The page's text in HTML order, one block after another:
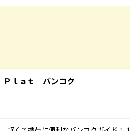
ｌａｔ バンコク